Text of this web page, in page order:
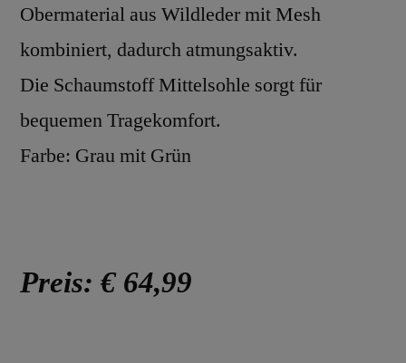
Obermaterial aus Wildleder mit Mesh
kombiniert, dadurch atmungsaktiv.
Die Schaumstoff Mittelsohle sorgt für
bequemen Tragekomfort.
Farbe: Grau mit Grün
Preis: € 64,99